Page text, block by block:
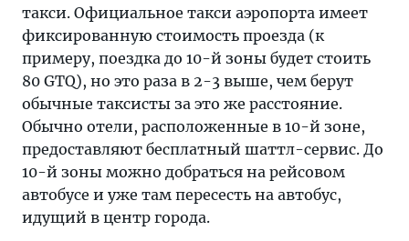
такси. Официальное такси аэропорта имеет
фиксированную стоимость проезда (к
примеру, поездка до 10-й зоны будет стоить
80 GTQ), но это раза в 2-3 выше, чем берут
обычные таксисты за это же расстояние.
Обычно отели, расположенные в 10-й зоне,
предоставляют бесплатный шаттл-сервис. До
10-й зоны можно добраться на рейсовом
автобусе и уже там пересесть на автобус,
идущий в центр города.